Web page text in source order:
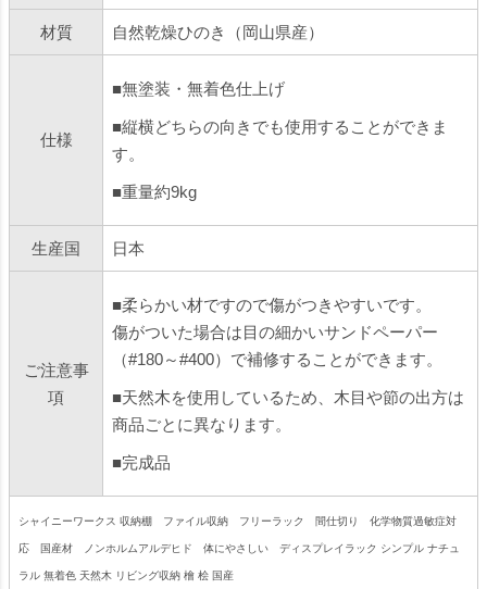
材質 自然乾燥ひのき（岡山県産）
仕様
■無塗装・無着色仕上げ
■縦横どちらの向きでも使用することができま
す。
■重量約9kg
生産国 日本
ご注意事
項
■柔らかい材ですので傷がつきやすいです。
傷がついた場合は目の細かいサンドペーパー
（#180～#400）で補修することができます。
■天然木を使用しているため、木目や節の出方は
商品ごとに異なります。
■完成品
シャイニーワークス 収納棚 ファイル収納 フリーラック 間仕切り 化学物質過敏症対
応 国産材 ノンホルムアルデヒド 体にやさしい ディスプレイラック シンプル ナチュ
ラル 無着色 天然木 リビング収納 檜 桧 国産